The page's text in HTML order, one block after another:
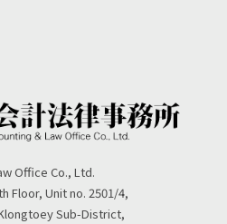
Office Co., Ltd.
Floor, Unit no. 2501/4,
Sub-District,